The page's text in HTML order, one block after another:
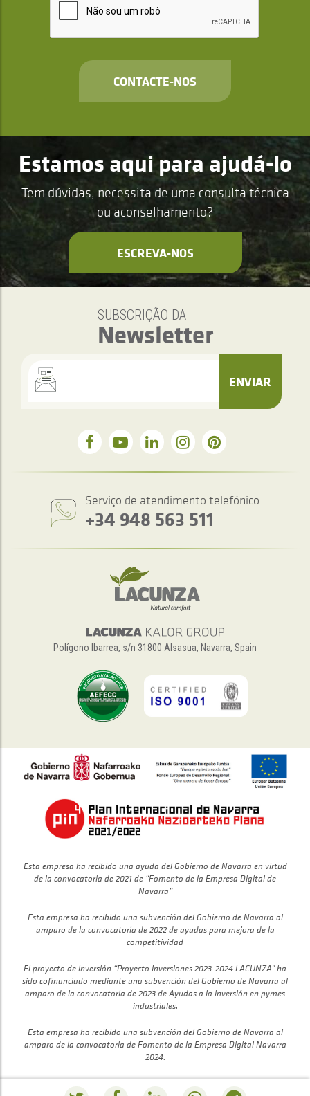
CONTACTE-NOS
Estamos aqui para ajudá-lo
Tem dúvidas, necessita de uma consulta técnica
ou aconselhamento?
ESCREVA-NOS
SUBSCRIÇÃO DA
Newsletter
ENVIAR
Serviço de atendimento telefónico
+34 948 563 511
Polígono Ibarrea, s/n 31800 Alsasua, Navarra, Spain
Esta empresa ha recibido una ayuda del Gobierno de Navarra en virtud
de la convocatoria de 2021 de “Fomento de la Empresa Digital de
Navarra”
Esta empresa ha recibido una subvención del Gobierno de Navarra al
amparo de la convocatoria de 2022 de ayudas para mejora de la
competitividad
El proyecto de inversión “Proyecto Inversiones 2023-2024 LACUNZA” ha
sido cofinanciado mediante una subvención del Gobierno de Navarra al
amparo de la convocatoria de 2023 de Ayudas a la inversión en pymes
industriales.
Esta empresa ha recibido una subvención del Gobierno de Navarra al
amparo de la convocatoria de Fomento de la Empresa Digital Navarra
2024.